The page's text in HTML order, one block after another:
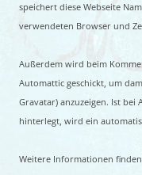
speichert diese Webseite
verwendeten Browser und
Außerdem wird beim
Automattic geschickt, um
Gravatar) anzuzeigen. Ist
hinterlegt, wird ein
Weitere Informationen